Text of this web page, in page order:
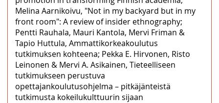
Melina Aarnikoivu, "Not in my backyard but in my
front room": A review of insider ethnography;
Pentti Rauhala, Mauri Kantola, Mervi Friman &
Tapio Huttula, Ammattikorkeakoulutus
tutkimuksen kohteena; Pekka E. Hirvonen, Risto
Leinonen & Mervi A. Asikainen, Tieteelliseen
tutkimukseen perustuva
opettajankoulutusohjelma – pitkäjänteistä
tutkimusta kokeilukulttuurin sijaan